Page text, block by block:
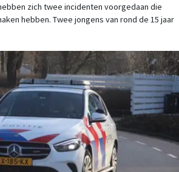
hebben zich twee incidenten voorgedaan die
hebben. Twee jongens van rond de 15 jaar